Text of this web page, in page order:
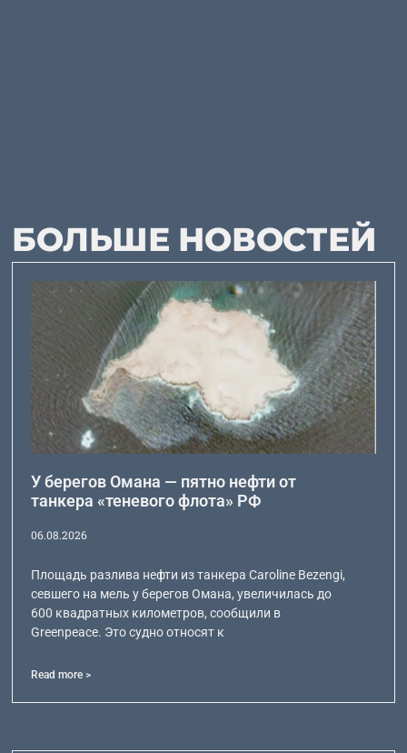
БОЛЬШЕ НОВОСТЕЙ
У берегов Омана — пятно нефти от
танкера «теневого флота» РФ
06.08.2026
Площадь разлива нефти из танкера Caroline Bezengi,
севшего на мель у берегов Омана, увеличилась до
600 квадратных километров, сообщили в
Greenpeace. Это судно относят к
Read more >